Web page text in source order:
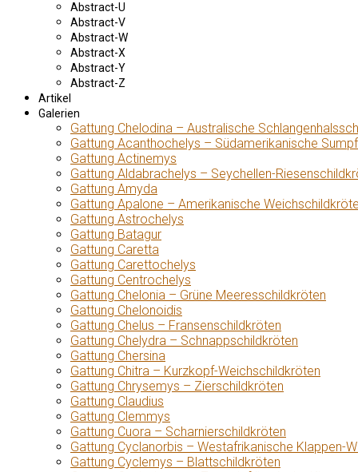
Abstract-U
Abstract-V
Abstract-W
Abstract-X
Abstract-Y
Abstract-Z
Artikel
Galerien
Gattung Chelodina – Australische
Gattung Acanthochelys – Südamerikanische
Gattung Actinemys
Gattung Aldabrachelys – Seychellen-
Gattung Amyda
Gattung Apalone – Amerikanische
Gattung Astrochelys
Gattung Batagur
Gattung Caretta
Gattung Carettochelys
Gattung Centrochelys
Gattung Chelonia – Grüne Meeresschildkröten
Gattung Chelonoidis
Gattung Chelus – Fransenschildkröten
Gattung Chelydra – Schnappschildkröten
Gattung Chersina
Gattung Chitra – Kurzkopf-Weichschildkröten
Gattung Chrysemys – Zierschildkröten
Gattung Claudius
Gattung Clemmys
Gattung Cuora – Scharnierschildkröten
Gattung Cyclanorbis – Westafrikanische Klappen-
Gattung Cyclemys – Blattschildkröten